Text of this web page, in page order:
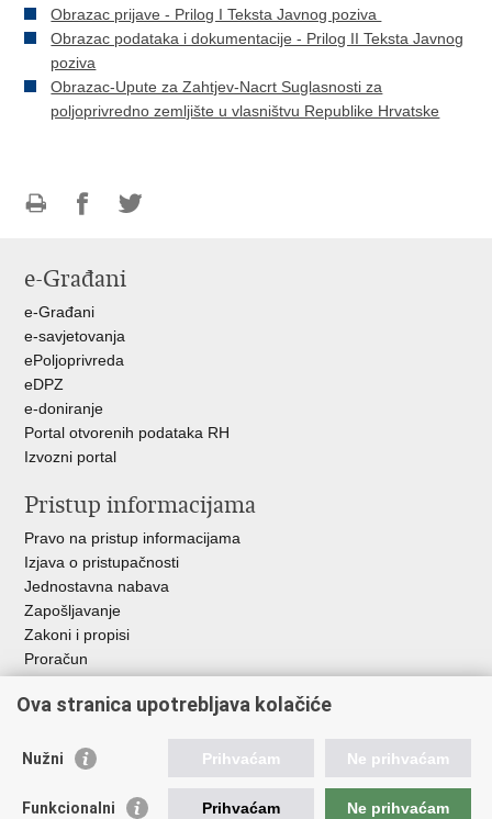
Obrazac prijave - Prilog I Teksta Javnog poziva
Obrazac podataka i dokumentacije - Prilog II Teksta Javnog
poziva
Obrazac-Upute za Zahtjev-Nacrt Suglasnosti za
poljoprivredno zemljište u vlasništvu Republike Hrvatske
FacebookuTwitteru
e-Građani
e-Građani
e-savjetovanja
ePoljoprivreda
eDPZ
e-doniranje
Portal otvorenih podataka RH
Izvozni portal
Pristup informacijama
Pravo na pristup informacijama
Izjava o pristupačnosti
Jednostavna nabava
Zapošljavanje
Zakoni i propisi
Proračun
RH
Važne poveznice
Hrvatska agencija za poljoprivredu i hranu
Ova stranica upotrebljava kolačiće
Nužni Prihvaćam Ne prihvaćam
Funkcionalni Prihvaćam Ne prihvaćam